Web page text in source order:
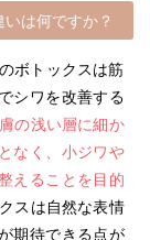
は何ですか？
ボトックスは筋
シワを改善する
の浅い層に細か
なく、小ジワや
えることを目的
スは自然な表情
期待できる点が